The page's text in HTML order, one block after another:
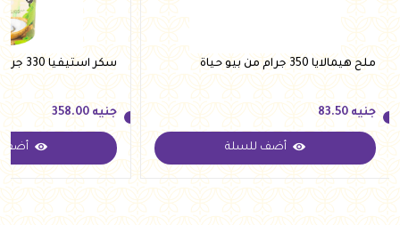
ملح هيمالايا 350 جرام من بيو حياة
جنيه
جنيه 83.50
أضف للسلة
سكر استيفيا 330 جرام من فيردي
جنيه
جنيه 358.00
أضف